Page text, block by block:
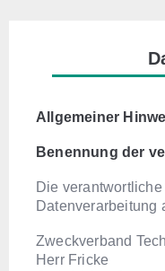
Allgemeiner
Benennung der
Die
Datenverarbeitung
Zweckverband
Herr Fricke